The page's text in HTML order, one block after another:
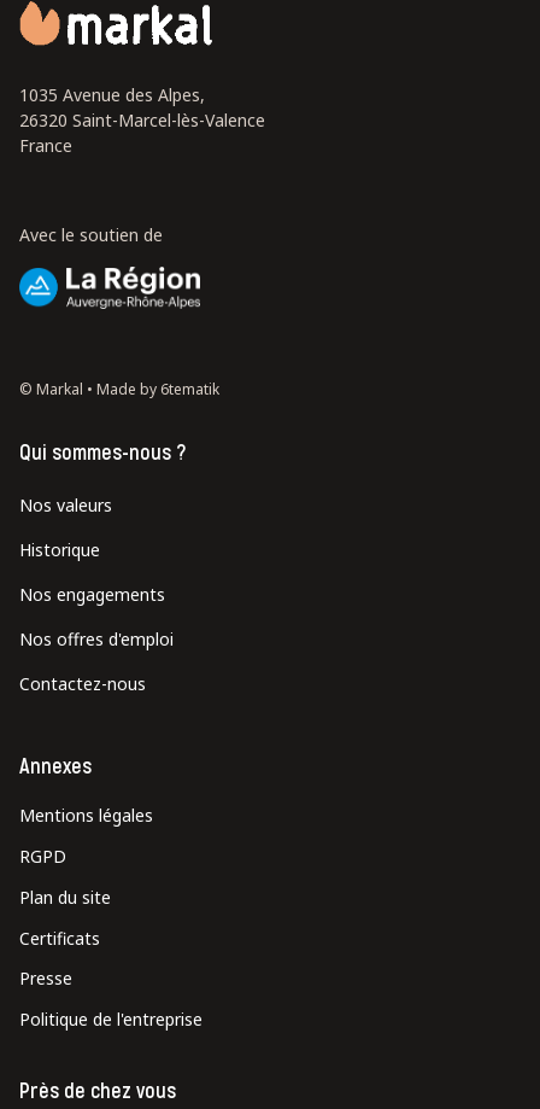
1035 Avenue des Alpes,
26320 Saint-Marcel-lès-Valence
France
Avec le soutien de
© Markal • Made by 6tematik
Qui sommes-nous ?
Nos valeurs
Historique
Nos engagements
Nos offres d'emploi
Contactez-nous
Annexes
Mentions légales
RGPD
Plan du site
Certificats
Presse
Politique de l'entreprise
Près de chez vous